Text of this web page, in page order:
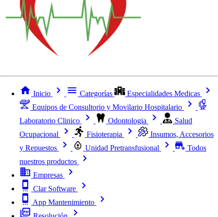
Inicio Categorías
Especialidades Medicas
Equipos de Consultorio y Movilario Hospitalario
Laboratorio Clinico
Odontologia
Salud
Ocupacional
Fisioterapia
Insumos, Accesorios
y Repuestos
Unidad Pretransfusional
Todos
nuestros productos
Empresas
Clar Software
App Mantenimiento